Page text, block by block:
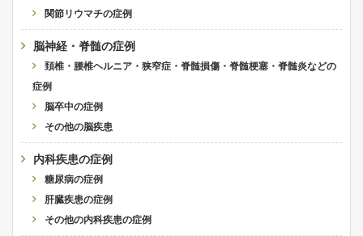
関節リウマチの症例
脳神経・脊髄の症例
頚椎・腰椎ヘルニア・狭窄症・脊髄損傷・脊髄梗塞・脊髄炎などの
症例
脳卒中の症例
その他の脳疾患
内科疾患の症例
糖尿病の症例
肝臓疾患の症例
その他の内科疾患の症例